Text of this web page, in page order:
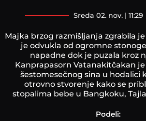
sreda 02. nov. | 11:29
Majka brzog razmišljanja zgrabila
je odvukla od ogromne
napadne dok je puzala kroz
Kanprapasorn Vatanakitčakan
šestomesečnog sina u hodalici
otrovno stvorenje kako se
stopalima bebe u Bangkoku,
Podeli: